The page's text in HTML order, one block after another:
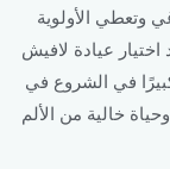
وتعطي الأولوية
اختيار عيادة لافيش
في الشروع في
خالية من الألم